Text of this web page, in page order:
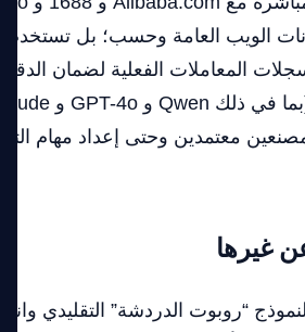
الويب العامة وحسب؛ بل تستخدم
المعاملات الفعلية لضمان
معتمدين وحتى إعداد مهام
غيرها